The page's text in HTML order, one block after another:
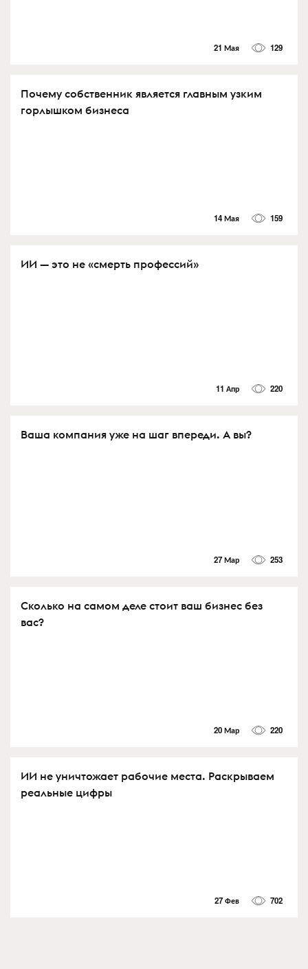
21 Мая 129
Почему собственник является главным узким
горлышком бизнеса
14 Мая 159
ИИ — это не «смерть профессий»
11 Апр 220
Ваша компания уже на шаг впереди. А вы?
27 Мар 253
Сколько на самом деле стоит ваш бизнес без
вас?
20 Мар 220
ИИ не уничтожает рабочие места. Раскрываем
реальные цифры
27 Фев 702